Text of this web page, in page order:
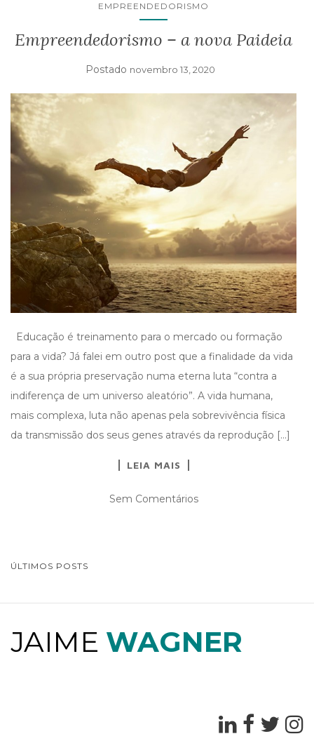
EMPREENDEDORISMO
Empreendedorismo – a nova Paideia
Postado novembro 13, 2020
Educação é treinamento para o mercado ou formação
para a vida? Já falei em outro post que a finalidade da vida
é a sua própria preservação numa eterna luta “contra a
indiferença de um universo aleatório”. A vida humana,
mais complexa, luta não apenas pela sobrevivência física
da transmissão dos seus genes através da reprodução […]
LEIA MAIS
Sem Comentários
ÚLTIMOS POSTS
JAIME WAGNER